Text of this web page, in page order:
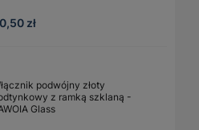
zł
podwójny złoty
z ramką szklaną -
Glass